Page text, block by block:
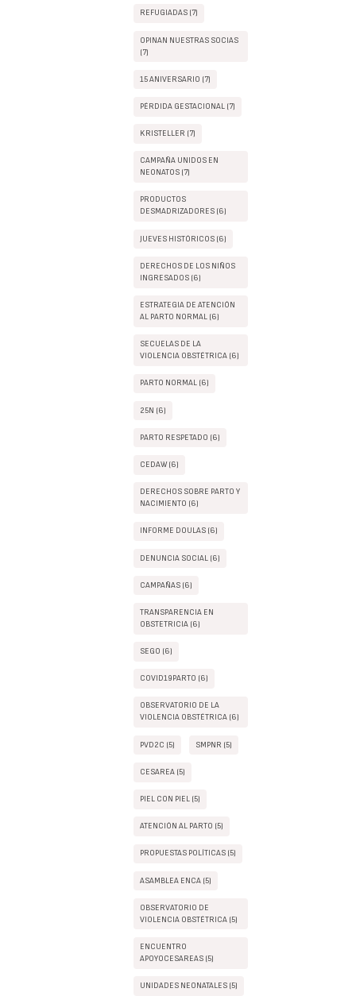
REFUGIADAS (7)
OPINAN NUESTRAS SOCIAS
(7)
15 ANIVERSARIO (7)
PÉRDIDA GESTACIONAL (7)
KRISTELLER (7)
CAMPAÑA UNIDOS EN
NEONATOS (7)
PRODUCTOS
DESMADRIZADORES (6)
JUEVES HISTÓRICOS (6)
DERECHOS DE LOS NIÑOS
INGRESADOS (6)
ESTRATEGIA DE ATENCIÓN
AL PARTO NORMAL (6)
SECUELAS DE LA
VIOLENCIA OBSTÉTRICA (6)
PARTO NORMAL (6)
25N (6)
PARTO RESPETADO (6)
CEDAW (6)
DERECHOS SOBRE PARTO Y
NACIMIENTO (6)
INFORME DOULAS (6)
DENUNCIA SOCIAL (6)
CAMPAÑAS (6)
TRANSPARENCIA EN
OBSTETRICIA (6)
SEGO (6)
COVID19PARTO (6)
OBSERVATORIO DE LA
VIOLENCIA OBSTÉTRICA (6)
PVD2C (5) SMPNR (5)
CESAREA (5)
PIEL CON PIEL (5)
ATENCIÓN AL PARTO (5)
PROPUESTAS POLÍTICAS (5)
ASAMBLEA ENCA (5)
OBSERVATORIO DE
VIOLENCIA OBSTÉTRICA (5)
ENCUENTRO
APOYOCESAREAS (5)
UNIDADES NEONATALES (5)